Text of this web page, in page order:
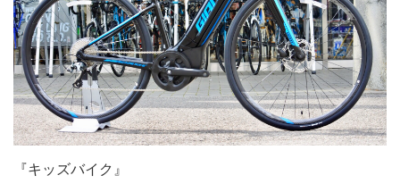
『キッズバイク』